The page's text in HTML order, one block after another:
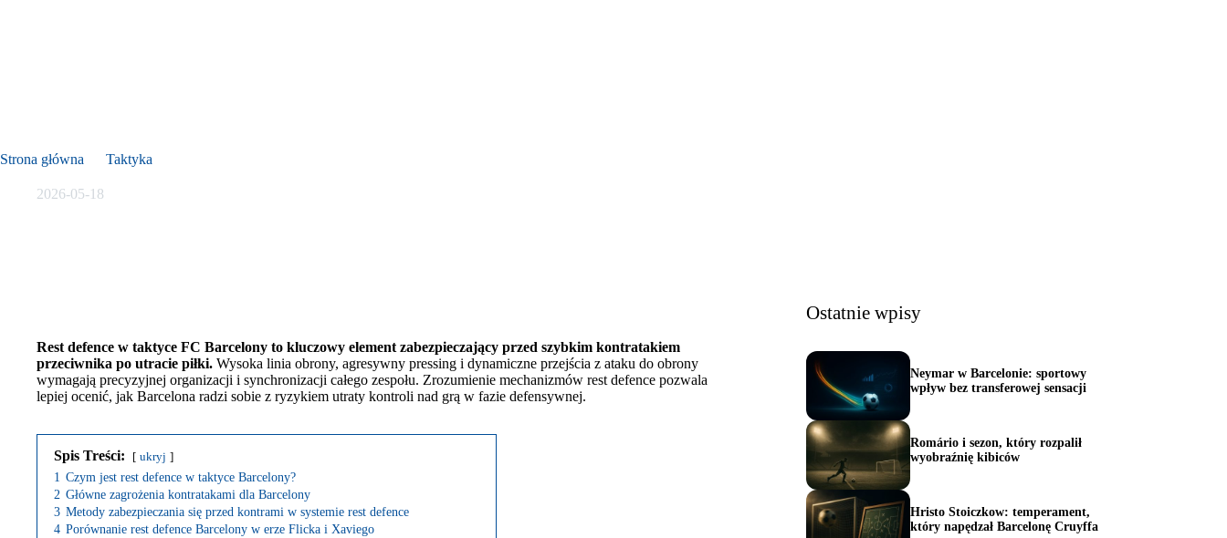
Strona główna Taktyka
2026-05-18
Rest defence w taktyce FC Barcelony to kluczowy element zabezpieczający przed szybkim kontratakiem
przeciwnika po utracie piłki. Wysoka linia obrony, agresywny pressing i dynamiczne przejścia z ataku do obrony
wymagają precyzyjnej organizacji i synchronizacji całego zespołu. Zrozumienie mechanizmów rest defence pozwala
lepiej ocenić, jak Barcelona radzi sobie z ryzykiem utraty kontroli nad grą w fazie defensywnej.
Spis Treści: ukryj
1 Czym jest rest defence w taktyce Barcelony?
2 Główne zagrożenia kontratakami dla Barcelony
3 Metody zabezpieczania się przed kontrami w systemie rest defence
4 Porównanie rest defence Barcelony w erze Flicka i Xaviego
Ostatnie wpisy
Neymar w Barcelonie: sportowy
wpływ bez transferowej sensacji
Romário i sezon, który rozpalił
wyobraźnię kibiców
Hristo Stoiczkow: temperament,
który napędzał Barcelonę Cruyffa